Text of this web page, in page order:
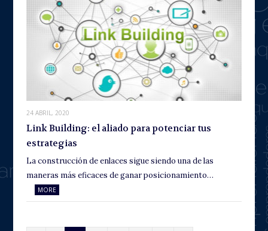
24 ABRIL, 2020
Link Building: el aliado para potenciar tus
estrategias
La construcción de enlaces sigue siendo una de las
maneras más eficaces de ganar posicionamiento…
MORE